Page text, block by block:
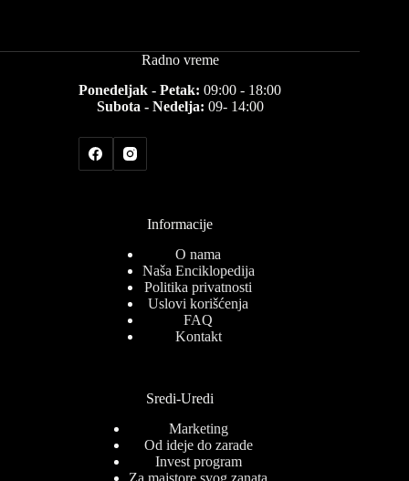
Radno vreme
Ponedeljak - Petak: 09:00 - 18:00
Subota - Nedelja: 09- 14:00
Informacije
O nama
Naša Enciklopedija
Politika privatnosti
Uslovi korišćenja
FAQ
Kontakt
Sredi-Uredi
Marketing
Od ideje do zarade
Invest program